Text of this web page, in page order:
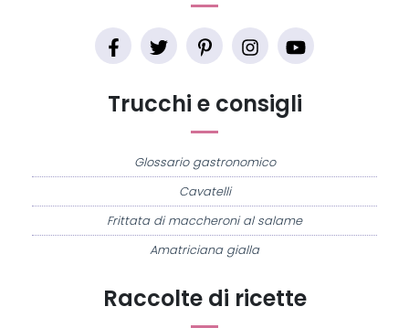
Raccolte di ricette
Trucchi e consigli
Glossario gastronomico
Cavatelli
Frittata di maccheroni al salame
Amatriciana gialla